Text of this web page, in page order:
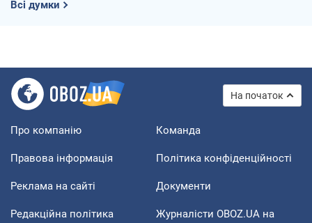
Всі думки
На початок
Про компанію Команда
Правова інформація Політика конфіденційності
Реклама на сайті Документи
Редакційна політика
Журналісти OBOZ.UA на